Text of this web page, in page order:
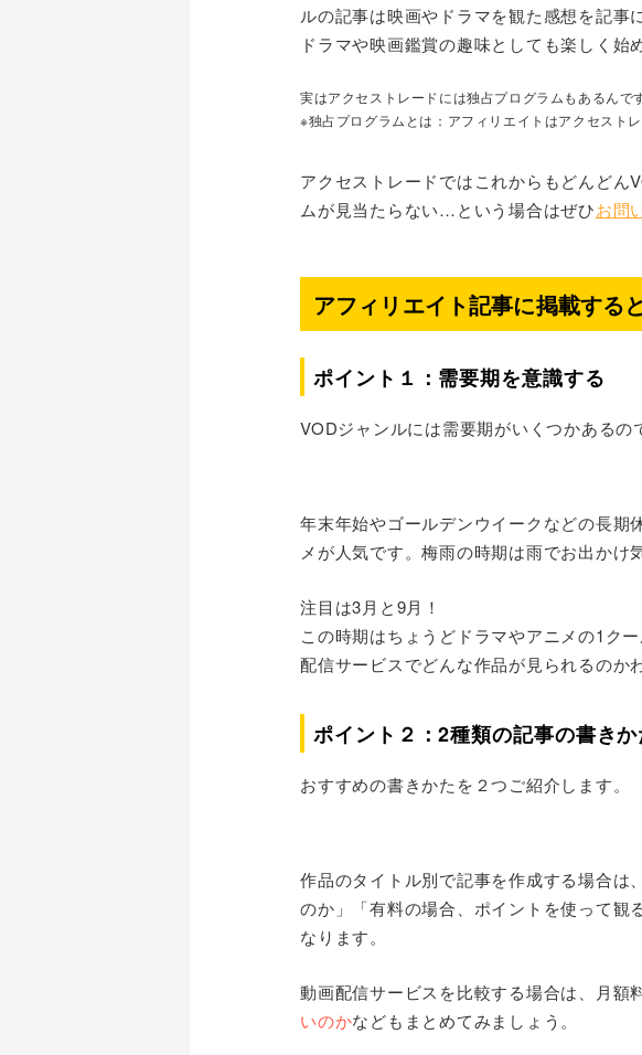
ルの記事は映画やドラマを観た感想を記事
ドラマや映画鑑賞の趣味としても楽しく始
実はアクセストレードには独占プログラムもあるんで
※独占プログラムとは：アフィリエイトはアクセスト
アクセストレードではこれからもどんどん
ムが見当たらない…という場合はぜひお問
アフィリエイト記事に掲載する
ポイント１：需要期を意識する
VODジャンルには需要期がいくつかある
年末年始やゴールデンウイークなどの長期
メが人気です。梅雨の時期は雨でお出かけ
注目は3月と9月！
この時期はちょうどドラマやアニメの1ク
配信サービスでどんな作品が見られるのか
ポイント２：2種類の記事の書き
おすすめの書きかたを２つご紹介します。
作品のタイトル別で記事を作成する場合は
のか」「有料の場合、ポイントを使って観
なります。
動画配信サービスを比較する場合は、月額
いのかなどもまとめてみましょう。